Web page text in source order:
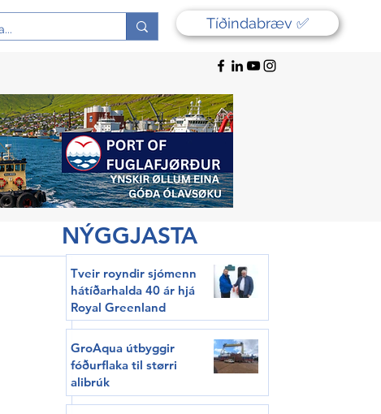
Tíðindabræv ✅
NÝGGJASTA
Tveir royndir sjómenn
hátíðarhalda 40 ár hjá
Royal Greenland
GroAqua útbyggir
fóðurflaka til størri
alibrúk